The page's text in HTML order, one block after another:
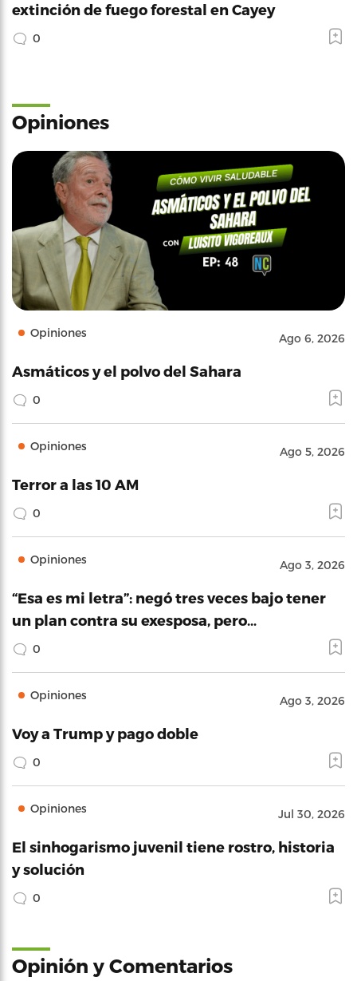
extinción de fuego forestal en Cayey
0
Opiniones
Opiniones Ago 6, 2026
Asmáticos y el polvo del Sahara
0
Opiniones Ago 5, 2026
Terror a las 10 AM
0
Opiniones Ago 3, 2026
“Esa es mi letra”: negó tres veces bajo tener
un plan contra su exesposa, pero…
0
Opiniones Ago 3, 2026
Voy a Trump y pago doble
0
Opiniones Jul 30, 2026
El sinhogarismo juvenil tiene rostro, historia
y solución
0
Opinión y Comentarios